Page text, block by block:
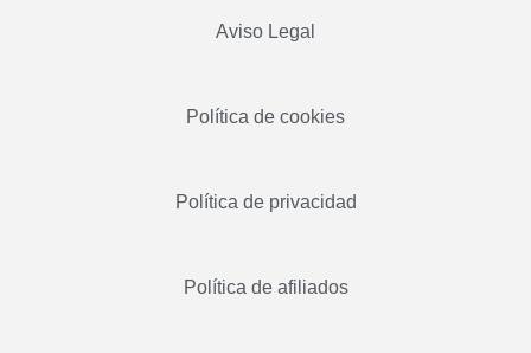
Aviso Legal
Política de cookies
Política de privacidad
Política de afiliados